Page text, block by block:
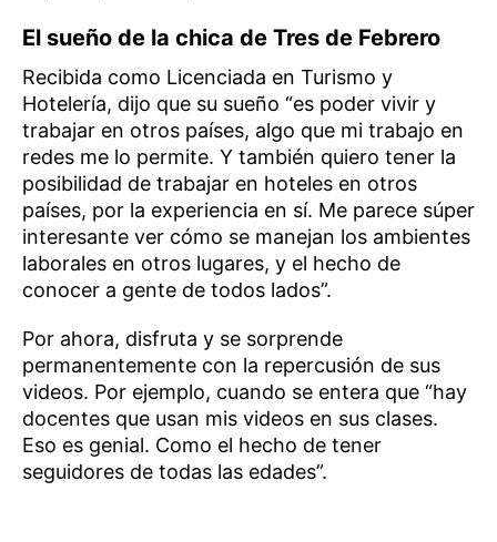
El sueño de la chica de Tres de Febrero
Recibida como Licenciada en Turismo y
Hotelería, dijo que su sueño “es poder vivir y
trabajar en otros países, algo que mi trabajo en
redes me lo permite. Y también quiero tener la
posibilidad de trabajar en hoteles en otros
países, por la experiencia en sí. Me parece súper
interesante ver cómo se manejan los ambientes
laborales en otros lugares, y el hecho de
conocer a gente de todos lados”.
Por ahora, disfruta y se sorprende
permanentemente con la repercusión de sus
videos. Por ejemplo, cuando se entera que “hay
docentes que usan mis videos en sus clases.
Eso es genial. Como el hecho de tener
seguidores de todas las edades”.